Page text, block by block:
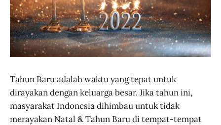
Tahun Baru adalah waktu yang tepat untuk
dirayakan dengan keluarga besar. Jika tahun ini,
masyarakat Indonesia dihimbau untuk tidak
merayakan Natal & Tahun Baru di tempat-tempat